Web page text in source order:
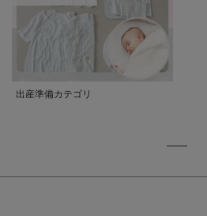
出産準備カテゴリ